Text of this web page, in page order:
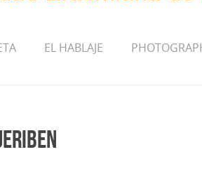
EL HABLAJE